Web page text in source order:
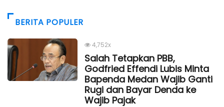
BERITA POPULER
4,752x
Salah Tetapkan PBB,
Godfried Effendi Lubis Minta
Bapenda Medan Wajib Ganti
Rugi dan Bayar Denda ke
Wajib Pajak